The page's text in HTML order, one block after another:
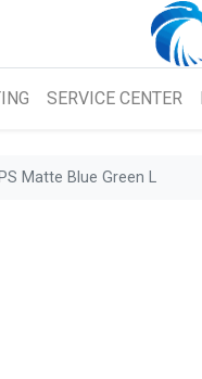
SERVICE CENTER
Matte Blue Green L